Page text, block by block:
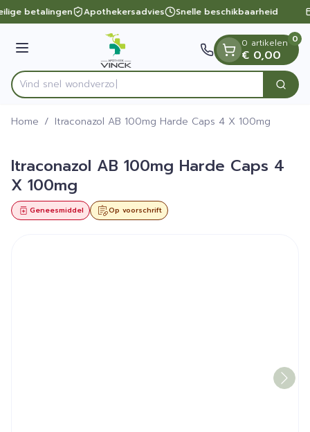
Ga naar de inhoud
1 van 1
betalingen Apothekersadvies Snelle beschikbaarheid
Menu
Product, merk, categorie...
Vind snel Zoek
0 artikelen
€ 0,00
0
Home / Itraconazol AB 100mg Harde Caps 4 X 100mg
Itraconazol AB 100mg Harde Caps 4
X 100mg
Op voorschrift
Geneesmiddel